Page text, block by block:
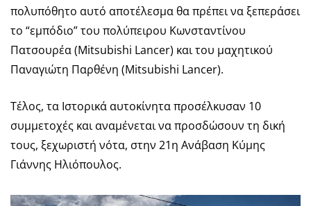
πολυπόθητο αυτό αποτέλεσμα θα πρέπει να ξεπεράσει
το “εμπόδιο” του πολύπειρου Κωνσταντίνου
Πατσουρέα (Mitsubishi Lancer) και του μαχητικού
Παναγιώτη Παρθένη (Mitsubishi Lancer).
Τέλος, τα Ιστορικά αυτοκίνητα προσέλκυσαν 10
συμμετοχές και αναμένεται να προσδώσουν τη δική
τους, ξεχωριστή νότα, στην 21η Ανάβαση Κύμης
Γιάννης Ηλιόπουλος.